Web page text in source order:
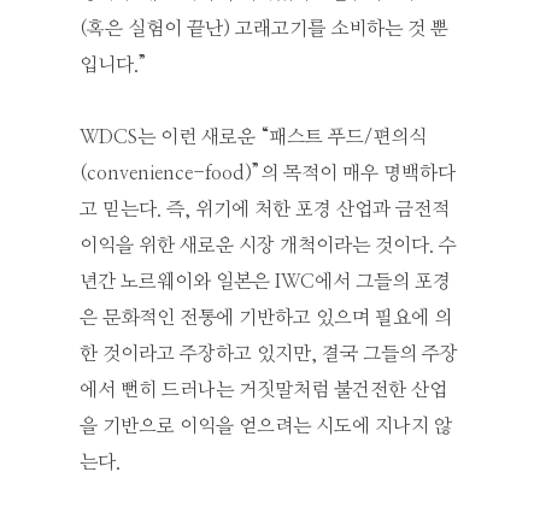
(혹은 실험이 끝난) 고래고기를 소비하는 것 뿐
입니다.”
WDCS는 이런 새로운 “패스트 푸드/편의식
(convenience-food)”의 목적이 매우 명백하다
고 믿는다. 즉, 위기에 처한 포경 산업과 금전적
이익을 위한 새로운 시장 개척이라는 것이다. 수
년간 노르웨이와 일본은 IWC에서 그들의 포경
은 문화적인 전통에 기반하고 있으며 필요에 의
한 것이라고 주장하고 있지만, 결국 그들의 주장
에서 뻔히 드러나는 거짓말처럼 불건전한 산업
을 기반으로 이익을 얻으려는 시도에 지나지 않
는다.